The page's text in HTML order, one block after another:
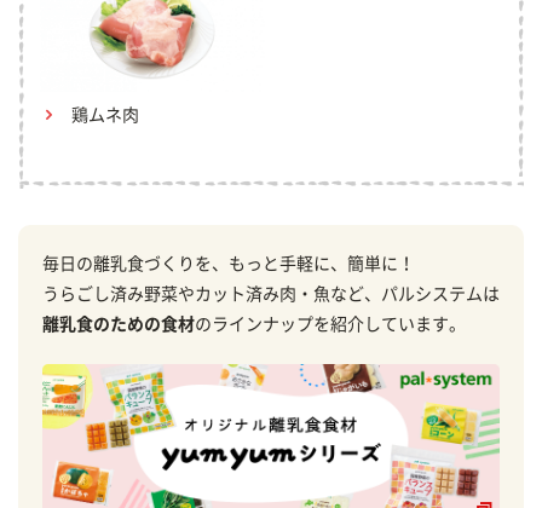
鶏ムネ肉
毎日の離乳食づくりを、もっと手軽に、簡単に！
うらごし済み野菜やカット済み肉・魚など、パルシステムは
離乳食のための食材のラインナップを紹介しています。